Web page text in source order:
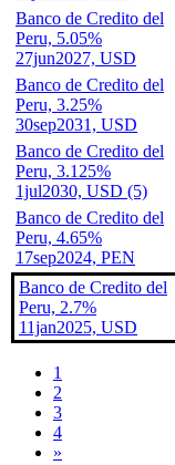
Banco de Credito del
Peru, 5.05%
27jun2027, USD
Banco de Credito del
Peru, 3.25%
30sep2031, USD
Banco de Credito del
Peru, 3.125%
1jul2030, USD (5)
Banco de Credito del
Peru, 4.65%
17sep2024, PEN
Banco de Credito del
Peru, 2.7%
11jan2025, USD
1
2
3
4
»